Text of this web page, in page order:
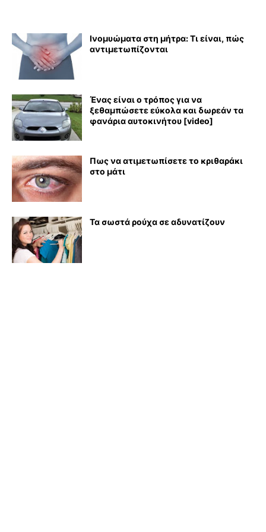
Ινομυώματα στη μήτρα: Τι είναι, πώς
αντιμετωπίζονται
Ένας είναι ο τρόπος για να
ξεθαμπώσετε εύκολα και δωρεάν τα
φανάρια αυτοκινήτου [video]
Πως να ατιμετωπίσετε το κριθαράκι
στο μάτι
Τα σωστά ρούχα σε αδυνατίζουν